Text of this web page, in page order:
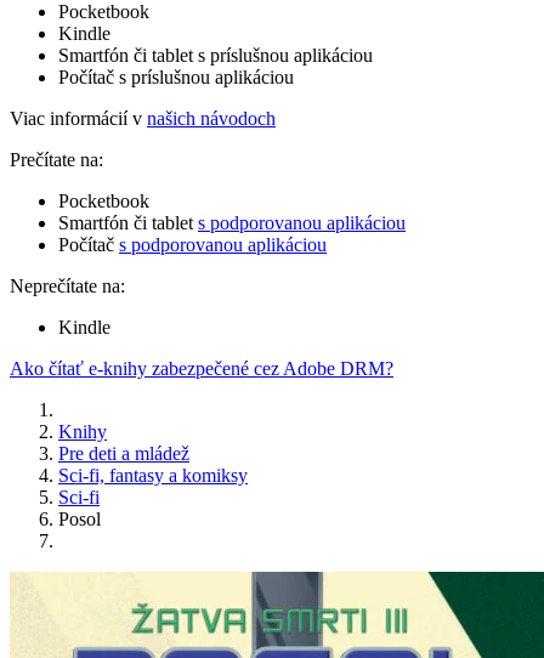
Pocketbook
Kindle
Smartfón či tablet s príslušnou aplikáciou
Počítač s príslušnou aplikáciou
Viac informácií v našich návodoch
Prečítate na:
Pocketbook
Smartfón či tablet s podporovanou aplikáciou
Počítač s podporovanou aplikáciou
Neprečítate na:
Kindle
Ako čítať e-knihy zabezpečené cez Adobe DRM?
Knihy
Pre deti a mládež
Sci-fi, fantasy a komiksy
Sci-fi
Posol